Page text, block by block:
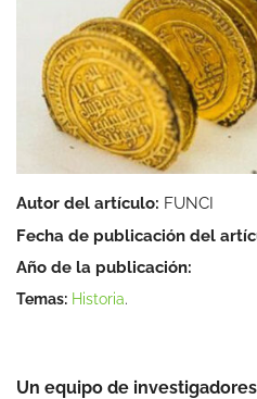
Autor del artículo: FUNCI
Fecha de publicación del
Año de la publicación:
Temas: Historia.
Un equipo de